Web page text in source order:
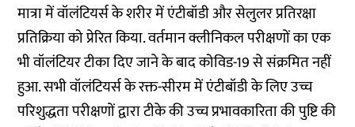
मात्रा में वॉलंटियर्स के शरीर में एंटीबॉडी और सेलुलर प्रतिरक्षा
प्रतिक्रिया को प्रेरित किया. वर्तमान क्लीनिकल ​​परीक्षणों का एक
भी वॉलंटियर टीका दिए जाने के बाद कोविड-19 से संक्रमित नहीं
हुआ. सभी वॉलंटियर्स के रक्त-सीरम में एंटीबॉडी के लिए उच्च
परिशुद्धता परीक्षणों द्वारा टीके की उच्च प्रभावकारिता की पुष्टि की